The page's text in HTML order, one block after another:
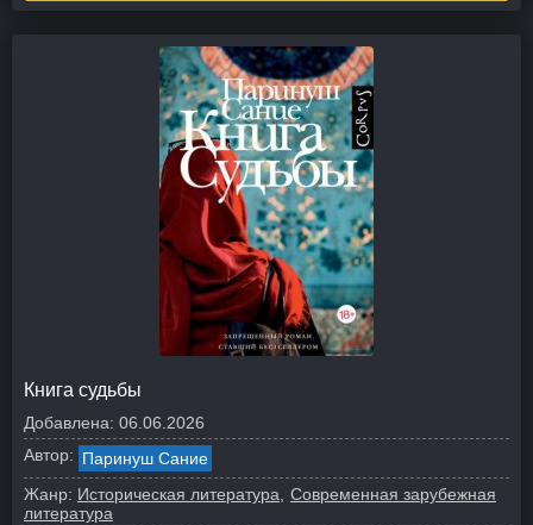
Книга судьбы
Добавлена: 06.06.2026
Автор: Паринуш Сание
Жанр: Историческая литература
Современная зарубежная
литература